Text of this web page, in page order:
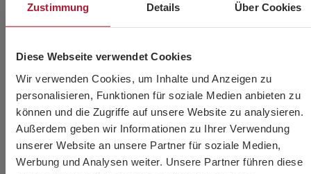
Zustimmung Details Über Cookies
Diese Webseite verwendet Cookies
Wir verwenden Cookies, um Inhalte und Anzeigen zu
personalisieren, Funktionen für soziale Medien anbieten zu
können und die Zugriffe auf unsere Website zu analysieren.
Außerdem geben wir Informationen zu Ihrer Verwendung
unserer Website an unsere Partner für soziale Medien,
Werbung und Analysen weiter. Unsere Partner führen diese
Sie möchten mehr